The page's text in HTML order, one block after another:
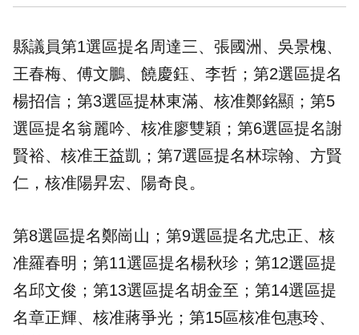
縣議員第1選區提名周達三、張國洲、吳景槐、
王春梅、傅文鵬、饒慶鈺、李哲；第2選區提名
楊招信；第3選區提林東滿、核准鄭銘顯；第5
選區提名翁麗吟、核准廖雙穎；第6選區提名謝
賢裕、核准王益凱；第7選區提名林琮翰、方賢
仁，核准陽昇宏、陽奇良。
第8選區提名鄭崗山；第9選區提名尤忠正、核
准羅春明；第11選區提名楊秋珍；第12選區提
名邱文俊；第13選區提名胡金至；第14選區提
名章正輝、核准蔣爭光；第15區核准包惠玲、